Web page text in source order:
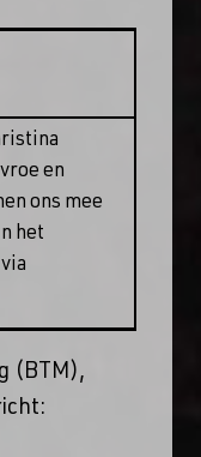
en
ons mee
het
(BTM),